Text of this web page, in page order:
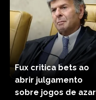
Fux critica bets ao
abrir julgamento
sobre jogos de azar